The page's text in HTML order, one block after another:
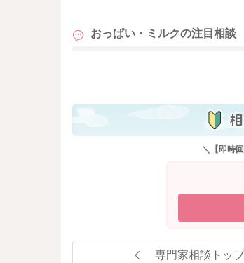
おっぱい・ミルクの注目相談
＼【即時
専門家相談トッ